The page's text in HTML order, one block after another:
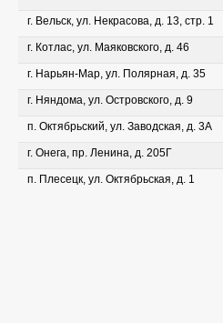
г. Вельск, ул. Некрасова, д. 13, стр. 1
г. Котлас, ул. Маяковского, д. 46
г. Нарьян-Мар, ул. Полярная, д. 35
г. Няндома, ул. Островского, д. 9
п. Октябрьский, ул. Заводская, д. 3А
г. Онега, пр. Ленина, д. 205Г
п. Плесецк, ул. Октябрьская, д. 1